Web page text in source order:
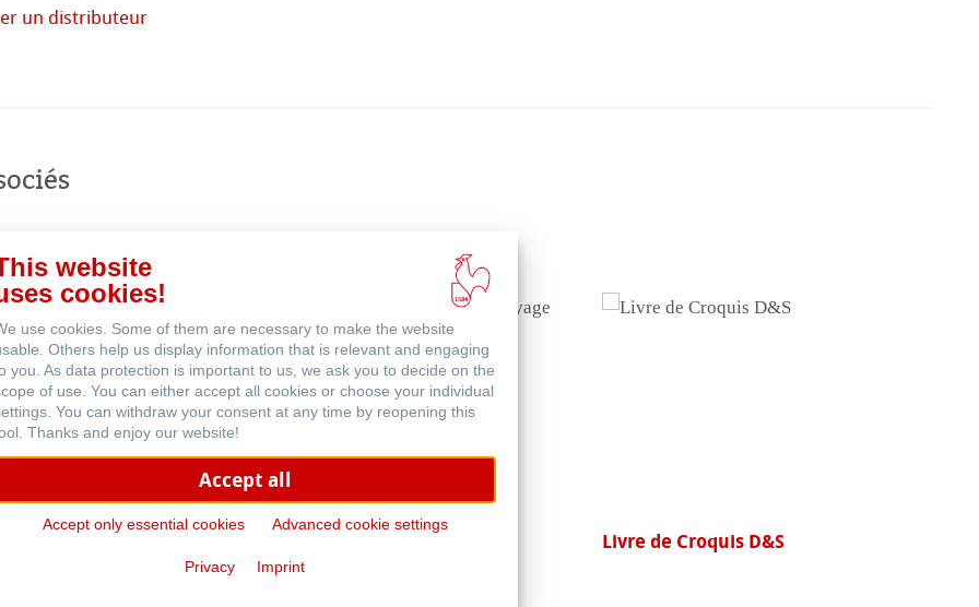
un distributeur
Carnets Aquarelle et Carnets de
Voyage
Livre de Croquis D&S
website
cookies!
use cookies. Some of them are necessary to make the website
Others help us display information that is relevant and engaging
you. As data protection is important to us, we ask you to decide on the
of use. You can either accept all cookies or choose your individual
You can withdraw your consent at any time by reopening this
Thanks and enjoy our website!
Accept all
Accept only essential cookies Advanced cookie settings
Privacy Imprint